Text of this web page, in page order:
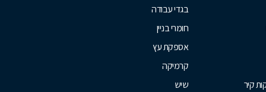
קיר
בגדי עבודה
חומרי בניין
אספקת עץ
קרמיקה
שיש